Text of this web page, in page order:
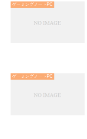
ゲーミングノートPC
ゲーミングノートPC